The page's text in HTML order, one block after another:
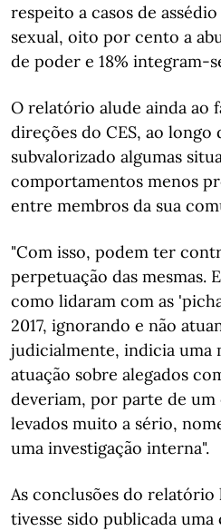
respeito a casos de
sexual, oito por cento a
de poder e 18% integram-
O relatório alude ainda ao
direções do CES, ao longo
subvalorizado algumas
comportamentos menos
entre membros da sua
"Com isso, podem ter
perpetuação das mesmas.
como lidaram com as
2017, ignorando e não
judicialmente, indicia uma
atuação sobre alegados
deveriam, por parte de
levados muito a sério,
uma investigação interna".
As conclusões do relatório
tivesse sido publicada uma